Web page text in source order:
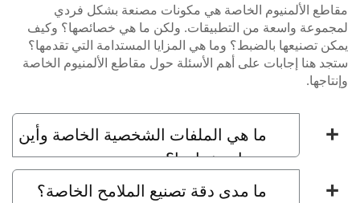
الألمنيوم الخاصة هي مكونات مصنعة بشكل فردي
واسعة من التطبيقات. ولكن ما هي خصائصها؟ وكيف
تصنيعها بالضبط؟ وما هي المزايا المستدامة التي تقدمها؟
هنا إجابات على أهم الأسئلة حول مقاطع الألمنيوم الخاصة
ما هي الملفات الشخصية الخاصة وأين
يتم استخدامها؟
ما مدى دقة تصنيع الملامح الخاصة؟